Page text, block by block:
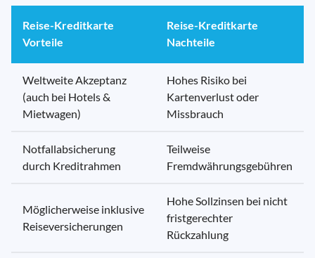
Reise-Kreditkarte
Vorteile
Reise-Kreditkarte
Nachteile
Weltweite Akzeptanz
(auch bei Hotels &
Mietwagen)
Hohes Risiko bei
Kartenverlust oder
Missbrauch
Notfallabsicherung
durch Kreditrahmen
Teilweise
Fremdwährungsgebühren
Möglicherweise inklusive
Reiseversicherungen
Hohe Sollzinsen bei nicht
fristgerechter
Rückzahlung